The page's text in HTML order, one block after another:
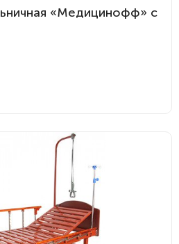
«Медицинофф» с